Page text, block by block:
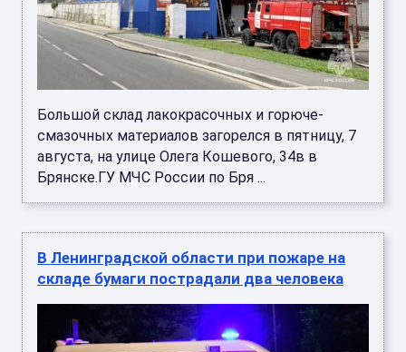
Большой склад лакокрасочных и горюче-
смазочных материалов загорелся в пятницу, 7
августа, на улице Олега Кошевого, 34в в
Брянске.ГУ МЧС России по Бря ...
В Ленинградской области при пожаре на
складе бумаги пострадали два человека